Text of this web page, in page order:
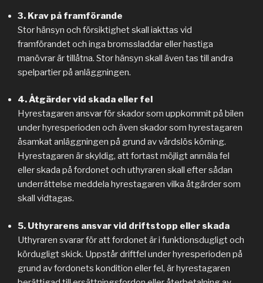
3. Krav på framförande
Stor hänsyn och försiktighet skall iakttas vid
framförandet och inga bromssladdar eller hastiga
manövrar är tillåtna. Stor hänsyn skall även tas till andra
spelpartier på anläggningen.
4. Åtgärder vid skada eller fel
Hyrestagaren ansvar för skador som uppkommit på bilen
under hyresperioden och även skador som hyrestagaren
åsamkat anläggningen på grund av vårdslös körning.
Hyrestagaren är skyldig, att fortast möjligt anmäla fel
eller skada på fordonet och uthyraren skall efter sådan
underrättelse meddela hyrestagaren vilka åtgärder som
skall vidtagas.
5. Uthyrarens ansvar vid driftstopp eller skada
Uthyraren svarar för att fordonet är i funktionsdugligt och
kördugligt skick. Uppstår driftfel under hyresperioden på
grund av fordonets kondition eller fel, är hyrestagaren